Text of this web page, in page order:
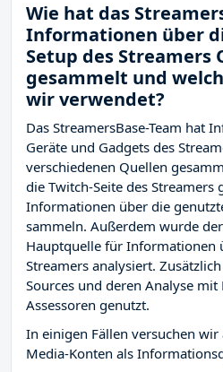
Wie hat das
Informationen über
Setup des Streamers
gesammelt und
wir verwendet?
Das StreamersBase-Team hat
Geräte und Gadgets des
verschiedenen Quellen
die Twitch-Seite des Streamers
Informationen über die
sammeln. Außerdem wurde
Hauptquelle für Informationen
Streamers analysiert.
Sources und deren Analyse
Assessoren genutzt.
In einigen Fällen versuchen wir
Media-Konten als